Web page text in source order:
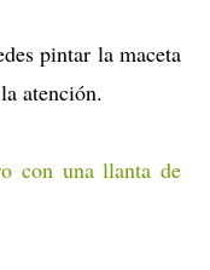
pintar la maceta
atención.
con una llanta de